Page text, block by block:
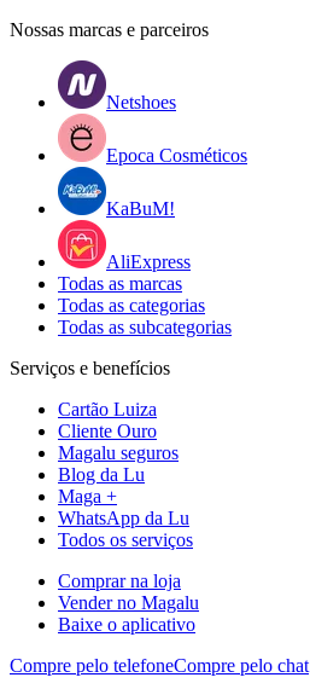
Nossas marcas e parceiros
Netshoes
Epoca Cosméticos
KaBuM!
AliExpress
Todas as marcas
Todas as categorias
Todas as subcategorias
Serviços e benefícios
Cartão Luiza
Cliente Ouro
Magalu seguros
Blog da Lu
Maga +
WhatsApp da Lu
Todos os serviços
Comprar na loja
Vender no Magalu
Baixe o aplicativo
Compre pelo telefoneCompre pelo chat